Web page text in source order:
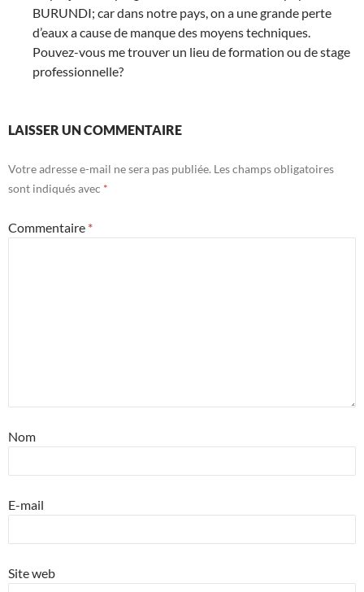
BURUNDI; car dans notre pays, on a une grande perte
d’eaux a cause de manque des moyens techniques.
Pouvez-vous me trouver un lieu de formation ou de stage
professionnelle?
LAISSER UN COMMENTAIRE
Votre adresse e-mail ne sera pas publiée. Les champs obligatoires
sont indiqués avec *
Commentaire *
Nom
E-mail
Site web